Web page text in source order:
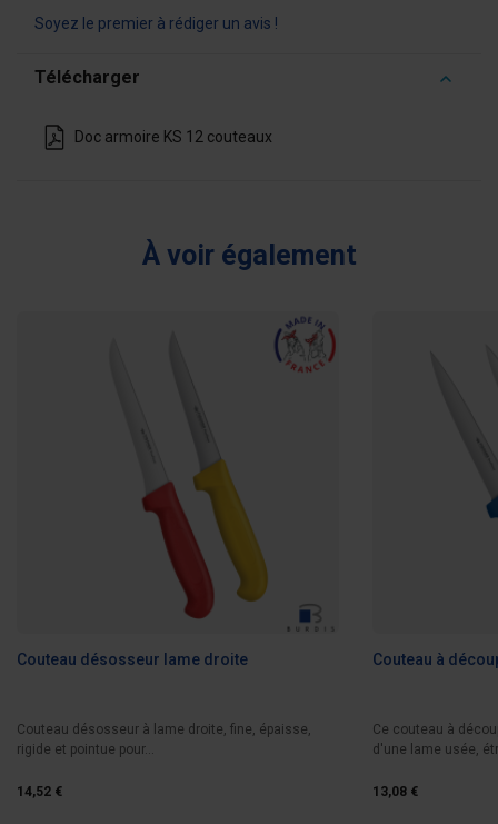
Soyez le premier à rédiger un avis !
Télécharger
Doc armoire KS 12 couteaux
À voir également
Couteau désosseur lame droite
Couteau désosseur à lame droite, fine, épaisse,
rigide et pointue pour...
14,52 €
Couteau à
Ce couteau à
d'une lame usée,
13,08 €